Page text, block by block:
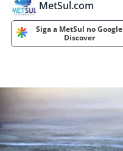
MetSul.com
Siga a MetSul no Google
Discover